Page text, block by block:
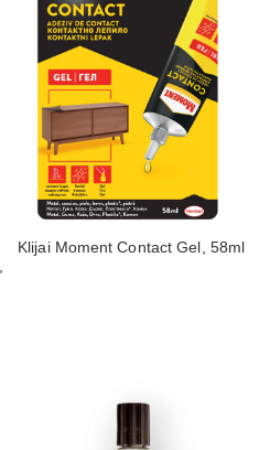
Klijai Moment Contact Gel, 58ml